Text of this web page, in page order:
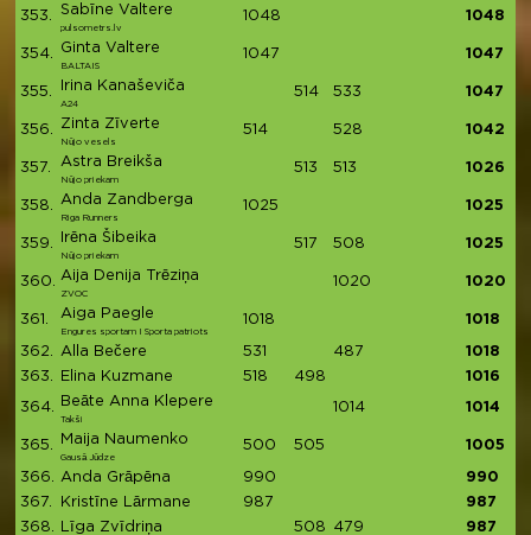
353. Sabīne Valtere
pulsometrs.lv
1048 1048
354. Ginta Valtere
BALTAIS
1047 1047
355. Irina Kanaševiča
A24
514 533 1047
356. Zinta Zīverte
Nūjo vesels
514 528 1042
357. Astra Breikša
Nūjo priekam
513 513 1026
358. Anda Zandberga
Riga Runners
1025 1025
359. Irēna Šibeika
Nūjo priekam
517 508 1025
360. Aija Denija Trēziņa
ZVOC
1020 1020
361. Aiga Paegle
Engures sportam I Sporta patriots
1018 1018
362. Alla Bečere 531 487
1018
363.
Elina Kuzmane 518 498 1016
364. Beāte Anna Klepere
Takši
1014 1014
365. Maija Naumenko
Gausā Jūdze
500 505 1005
366. Anda Grāpēna 990
990
367.
Kristīne Lārmane 987
987
368.
Līga Zvīdriņa 508 479 987